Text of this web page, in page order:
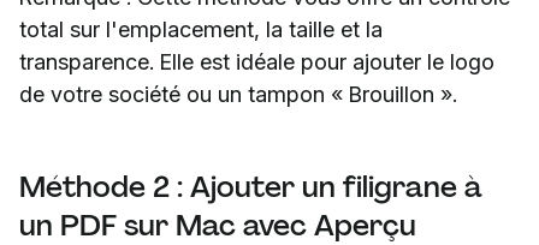
total sur l'emplacement, la taille et la
transparence. Elle est idéale pour ajouter le logo
de votre société ou un tampon « Brouillon ».
Méthode 2 : Ajouter un filigrane à
un PDF sur Mac avec Aperçu